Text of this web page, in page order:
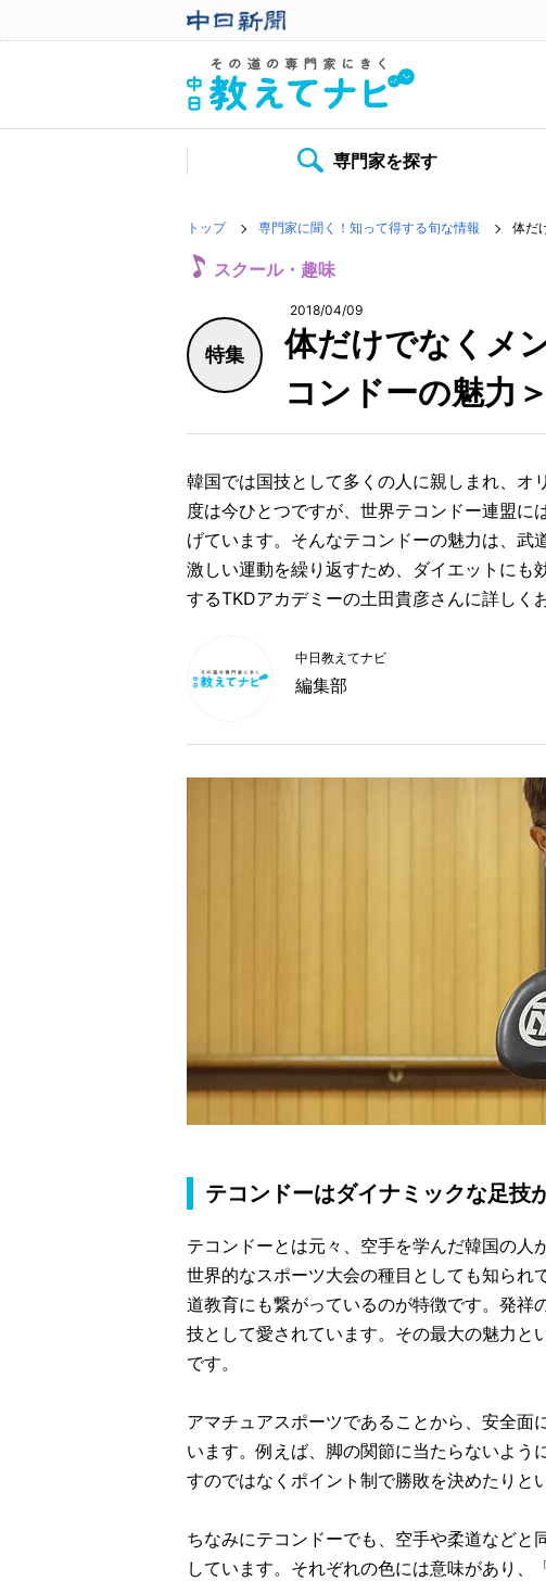
専門家を探す
トップ 専門家に聞く！知って得する旬な情報 体だ
スクール・趣味
特集
体だけでなくメ
コンドーの魅力＞
2018/04/09
韓国では国技として多くの人に親しまれ、オ
度は今ひとつですが、世界テコンドー連盟
げています。そんなテコンドーの魅力は、
激しい運動を繰り返すため、ダイエットにも
するTKDアカデミーの土田貴彦さんに詳しく
中日教えてナビ
編集部
テコンドーはダイナミックな足技
テコンドーとは元々、空手を学んだ韓国の人
世界的なスポーツ大会の種目としても知られ
道教育にも繋がっているのが特徴です。発祥
技として愛されています。その最大の魅力と
です。
アマチュアスポーツであることから、安全面
います。例えば、脚の関節に当たらないよう
すのではなくポイント制で勝敗を決めたりと
ちなみにテコンドーでも、空手や柔道などと
しています。それぞれの色には意味があり